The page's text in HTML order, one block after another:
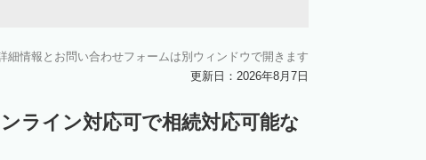
細情報とお問い合わせフォームは別ウィンドウで開きます
更新日：2026年8月7日
ライン対応可で相続対応可能な